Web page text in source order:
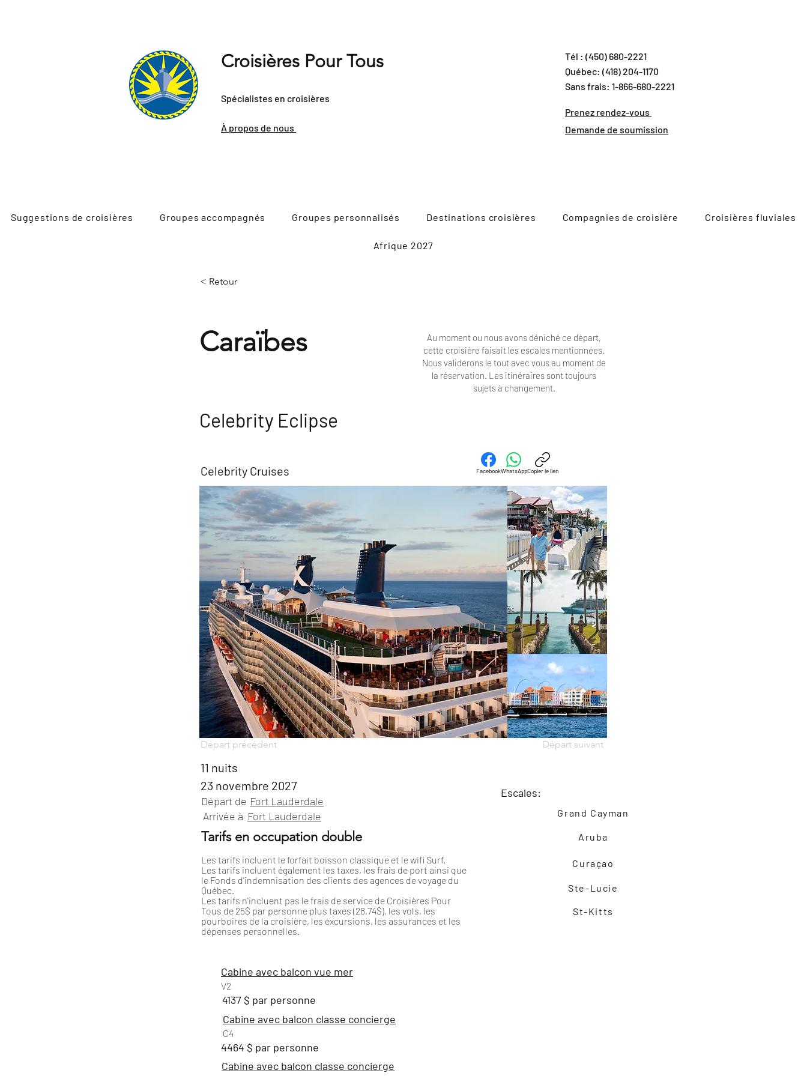
Croisières Pour Tous
Spécialistes en croisières
À propos de nous
Tél : (450) 680-2221
Québec: (418) 204-1170
Sans frais: 1-866-680-2221
Prenez rendez-vous
Demande de soumission
Suggestions de croisières Groupes accompagnés Groupes personnalisés Destinations croisières Compagnies de croisière Croisières fluviales
Afrique 2027
< Retour
Caraïbes
Au moment ou nous avons déniché ce départ,
cette croisière faisait les escales mentionnées.
Nous validerons le tout avec vous au moment de
la réservation. Les itinéraires sont toujours
sujets à changement.
Celebrity Eclipse
Celebrity Cruises FacebookWhatsAppCopier le lien
Départ précédent
11 nuits
Départ suivant
23 novembre 2027 Escales:
Départ de
Arrivée à
Fort Lauderdale
Tarifs en occupation double Aruba
Grand Cayman
Fort Lauderdale
Les tarifs incluent le forfait boisson classique et le wifi Surf.
Les tarifs incluent également les taxes, les frais de port ainsi que
le Fonds d'indemnisation des clients des agences de voyage du
Québec.
Les tarifs n'incluent pas le frais de service de Croisières Pour
Tous de 25$ par personne plus taxes (28,74$), les vols, les
pourboires de la croisière, les excursions, les assurances et les
dépenses personnelles.
Curaçao
St-Kitts
Ste-Lucie
Cabine avec balcon vue mer
V2
4137 $ par personne
Cabine avec balcon classe concierge
C4
4464 $ par personne
Cabine avec balcon classe concierge